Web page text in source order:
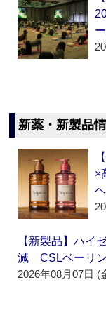
新薬・新製品
×
【新製品】ハイ
減 CSLベーリ
2026年08月07日 (